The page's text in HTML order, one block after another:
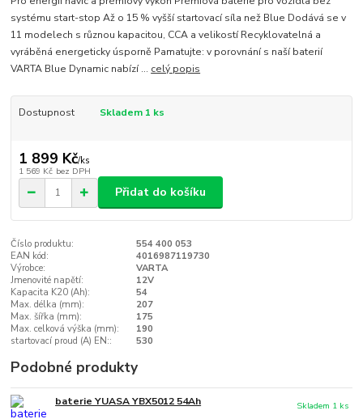
systému start-stop Až o 15 % vyšší startovací síla než Blue Dodává se v
11 modelech s různou kapacitou, CCA a velikostí Recyklovatelná a
vyráběná energeticky úsporně Pamatujte: v porovnání s naší baterií
VARTA Blue Dynamic nabízí ... celý popis
Dostupnost Skladem 1 ks
1 899 Kč/ks
1 569 Kč bez DPH
Přidat do košíku
Číslo produktu:
554 400 053
EAN kód:
4016987119730
Výrobce:
VARTA
Jmenovité napětí:
12V
Kapacita K20 (Ah):
54
Max. délka (mm):
207
Max. šířka (mm):
175
Max. celková výška (mm):
190
startovací proud (A) EN::
530
Podobné produkty
baterie YUASA YBX5012 54Ah
Skladem 1 ks